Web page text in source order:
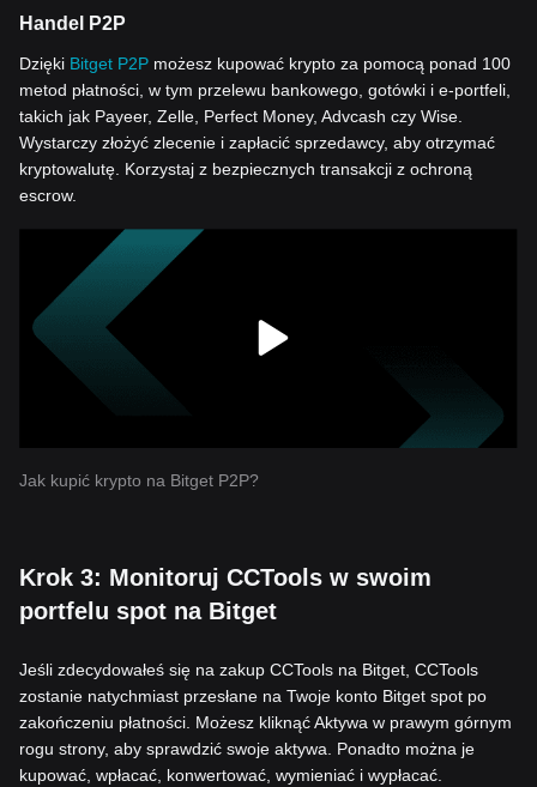
Handel P2P
Dzięki Bitget P2P możesz kupować krypto za pomocą ponad 100
metod płatności, w tym przelewu bankowego, gotówki i e-portfeli,
takich jak Payeer, Zelle, Perfect Money, Advcash czy Wise.
Wystarczy złożyć zlecenie i zapłacić sprzedawcy, aby otrzymać
kryptowalutę. Korzystaj z bezpiecznych transakcji z ochroną
escrow.
Jak kupić krypto na Bitget P2P?
Krok 3: Monitoruj CCTools w swoim
portfelu spot na Bitget
Jeśli zdecydowałeś się na zakup CCTools na Bitget, CCTools
zostanie natychmiast przesłane na Twoje konto Bitget spot po
zakończeniu płatności. Możesz kliknąć Aktywa w prawym górnym
rogu strony, aby sprawdzić swoje aktywa. Ponadto można je
kupować, wpłacać, konwertować, wymieniać i wypłacać.